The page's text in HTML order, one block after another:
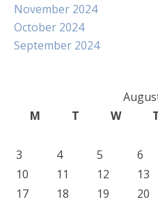
November 2024
October 2024
September 2024
M
T W
3
4 5 6
10
11 12 13
17
18 19 20